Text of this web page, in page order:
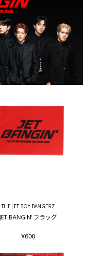
THE JET BOY BANGERZ
JET BANGIN’ フラッグ
¥600